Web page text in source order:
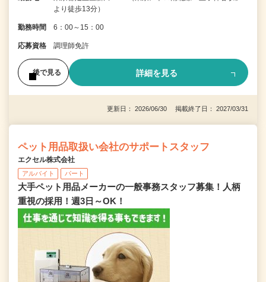
より徒歩13分）
勤務時間 6：00～15：00
応募資格 調理師免許
後で見る 詳細を見る
更新日： 2026/06/30 掲載終了日： 2027/03/31
ペット用品取扱い会社のサポートスタッフ
エクセル株式会社
アルバイト パート
大手ペット用品メーカーの一般事務スタッフ募集！人柄
重視の採用！週3日～OK！